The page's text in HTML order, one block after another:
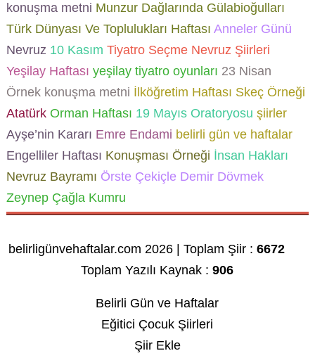
konuşma metni Munzur Dağlarında Gülabioğulları
Türk Dünyası Ve Toplulukları Haftası Anneler Günü
Nevruz 10 Kasım TiyatroSeçme Nevruz Şiirleri
Yeşilay Haftası yeşilay tiyatro oyunları 23 Nisan
Örnek konuşma metni İlköğretim Haftası Skeç Örneği
AtatürkOrman Haftası 19 Mayıs Oratoryosu şiirler
Ayşe’nin Kararı Emre Endami belirli gün ve haftalar
Engelliler Haftası Konuşması Örneği İnsan Hakları
Nevruz Bayramı Örste Çekiçle Demir Dövmek
Zeynep Çağla Kumru
belirligünvehaftalar.com 2026 | Toplam Şiir :6672
Toplam Yazılı Kaynak :906
Belirli Gün ve Haftalar
Eğitici Çocuk Şiirleri
Şiir Ekle